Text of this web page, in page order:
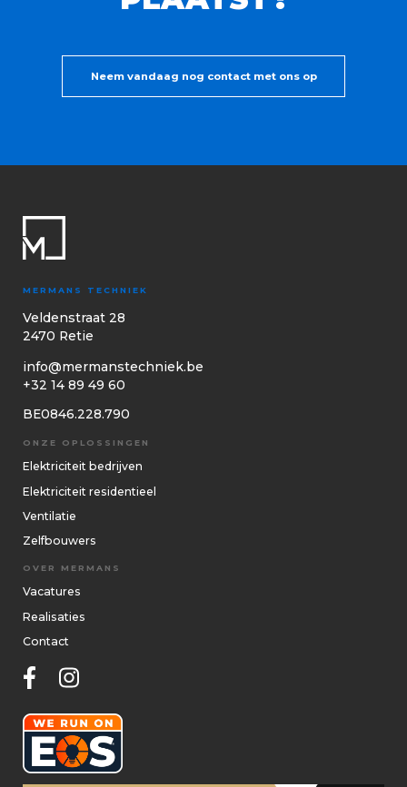
Neem vandaag nog contact met ons op
MERMANS TECHNIEK
Veldenstraat 28
2470 Retie
info@mermanstechniek.be
+32 14 89 49 60
BE0846.228.790
ONZE OPLOSSINGEN
Elektriciteit bedrijven
Elektriciteit residentieel
Ventilatie
Zelfbouwers
OVER MERMANS
Vacatures
Realisaties
Contact